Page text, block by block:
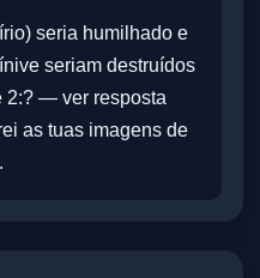
seria humilhado e
seriam destruídos
2:? — ver resposta
as tuas imagens de